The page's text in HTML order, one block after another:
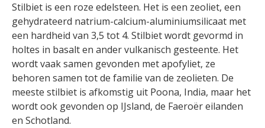
Stilbiet is een roze edelsteen. Het is een zeoliet, een
gehydrateerd natrium-calcium-aluminiumsilicaat met
een hardheid van 3,5 tot 4. Stilbiet wordt gevormd in
holtes in basalt en ander vulkanisch gesteente. Het
wordt vaak samen gevonden met apofyliet, ze
behoren samen tot de familie van de zeolieten. De
meeste stilbiet is afkomstig uit Poona, India, maar het
wordt ook gevonden op IJsland, de Faeroër eilanden
en Schotland.